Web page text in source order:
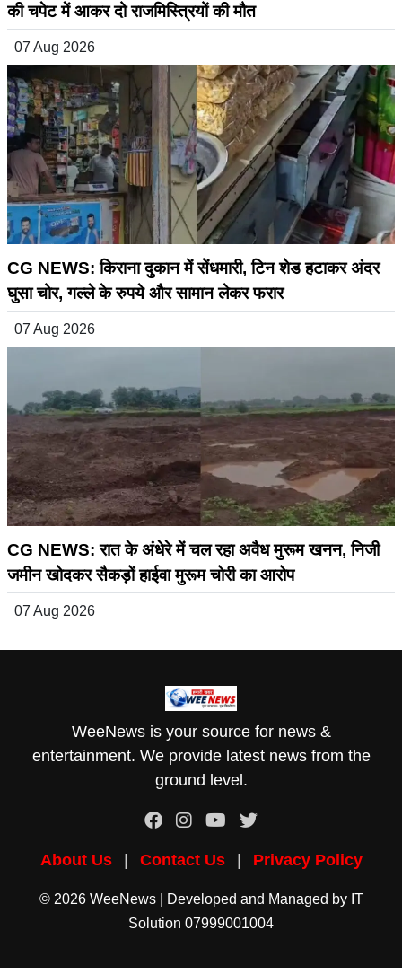
की चपेट में आकर दो राजमिस्त्रियों की मौत
07 Aug 2026
CG NEWS: किराना दुकान में सेंधमारी, टिन शेड हटाकर अंदर
घुसा चोर, गल्ले के रुपये और सामान लेकर फरार
07 Aug 2026
CG NEWS: रात के अंधेरे में चल रहा अवैध मुरूम खनन, निजी
जमीन खोदकर सैकड़ों हाईवा मुरूम चोरी का आरोप
07 Aug 2026
WeeNews is your source for news &
entertainment. We provide latest news from the
ground level.
About Us | Contact Us | Privacy Policy
© 2026 WeeNews | Developed and Managed by IT
Solution 07999001004